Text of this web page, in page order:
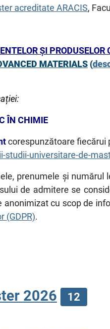
acreditate ARACIS,
ŞI PRODUSELOR
MATERIALS (
ÎN CHIMIE
corespunzătoare fiecărui
studii-universitare-de-
prenumele şi
de admitere se
cu scop de
(GDPR).
2026 12